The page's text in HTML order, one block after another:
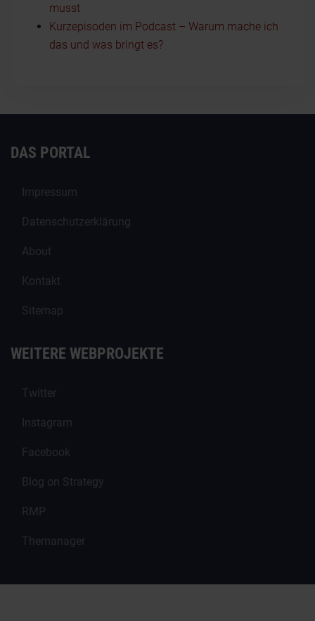
musst
Kurzepisoden im Podcast – Warum mache ich
das und was bringt es?
DAS PORTAL
Impressum
Datenschutzerklärung
About
Kontakt
Sitemap
WEITERE WEBPROJEKTE
Twitter
Instagram
Facebook
Blog on Strategy
RMP
Themanager